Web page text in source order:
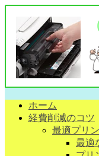
ホーム
経費削減のコツ
最適プリ
最適